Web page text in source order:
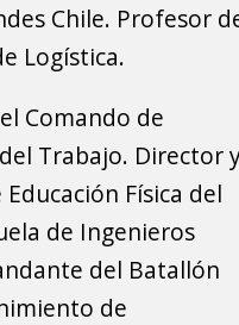
Chile. Profesor
Logística.
Comando de
Trabajo. Director
Física del
de Ingenieros
del Batallón
de